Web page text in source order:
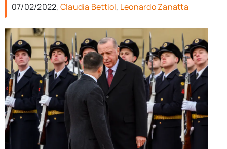
07/02/2022, Claudia Bettiol, Leonardo Zanatta